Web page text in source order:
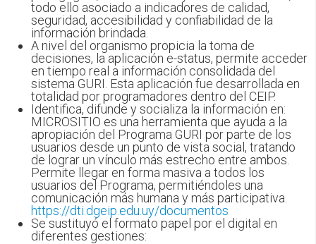
todo ello asociado a indicadores de calidad,
seguridad, accesibilidad y confiabilidad de la
información brindada.
A nivel del organismo propicia la toma de
decisiones, la aplicación e-status, permite acceder
en tiempo real a información consolidada del
sistema GURI. Esta aplicación fue desarrollada en
totalidad por programadores dentro del CEIP.
Identifica, difunde y socializa la información en:
MICROSITIO es una herramienta que ayuda a la
apropiación del Programa GURI por parte de los
usuarios desde un punto de vista social, tratando
de lograr un vínculo más estrecho entre ambos.
Permite llegar en forma masiva a todos los
usuarios del Programa, permitiéndoles una
comunicación más humana y más participativa.
https://dti.dgeip.edu.uy/documentos
Se sustituyó el formato papel por el digital en
diferentes gestiones: